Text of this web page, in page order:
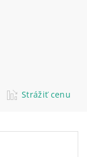
Strážiť cenu